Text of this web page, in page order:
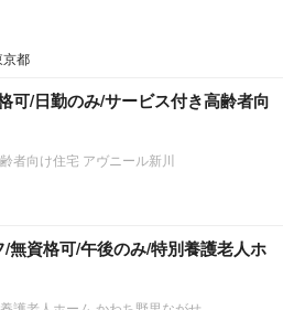
京都
可/日勤のみ/サービス付き高齢者向
者向け住宅 アヴニール新川
/無資格可/午後のみ/特別養護老人ホ